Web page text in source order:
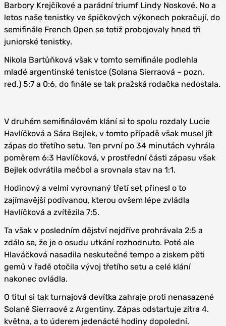
Barbory Krejčíkové a parádní triumf Lindy Noskové. No a
letos naše tenistky ve špičkových výkonech pokračují, do
semifinále French Open se totiž probojovaly hned tři
juniorské tenistky.
Nikola Bartůňková však v tomto semifinále podlehla
mladé argentinské tenistce (Solana Sierraová – pozn.
red.) 5:7 a 0:6, do finále se tak pražská rodačka nedostala.
V druhém semifinálovém klání si to spolu rozdaly Lucie
Havlíčková a Sára Bejlek, v tomto případě však musel jít
zápas do třetího setu. Ten první po 34 minutách vyhrála
poměrem 6:3 Havlíčková, v prostřední části zápasu však
Bejlek odvrátila mečbol a srovnala stav na 1:1.
Hodinový a velmi vyrovnaný třetí set přinesl o to
zajímavější podívanou, kterou ovšem lépe zvládla
Havlíčková a zvítězila 7:5.
Ta však v posledním dějství nejdříve prohrávala 2:5 a
zdálo se, že je o osudu utkání rozhodnuto. Poté ale
Hlaváčková nasadila neskutečné tempo a ziskem pěti
gemů v řadě otočila vývoj třetího setu a celé klání
nakonec ovládla.
O titul si tak turnajová devítka zahraje proti nenasazené
Solaně Sierraové z Argentiny. Zápas odstartuje zítra 4.
května, a to úderem jedenácté hodiny dopolední.